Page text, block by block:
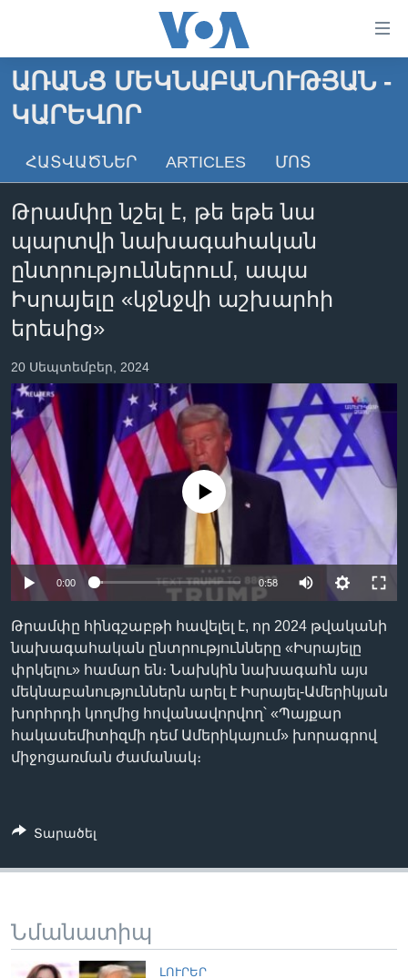
անցնել
հիմնական
բովանդակությանը
հիմնական
հիմնական
բովանդակություն
ԳԼԽԱՎՈՐ ԷՋ
ԼՈՒՐԵՐ
ՍՓՅՈՒՌՔ
ՖԻԼՄԵՐ
IN ENGLISH
ՄԵՐ ՄԱՍԻՆ
ՄԵՐ ՄԱՍԻՆ
«ԱՄԵՐԻԿԱՅԻ ՁԱՅՆ»-Ի ԿԱՆՈՆԱԴՐՈՒԹՅՈՒՆ
ՈՒԿՐԱԻՆԱԿԱՆ ՊԱՏԵՐԱԶՄ
Learning English
ՀԵՏԵՒԵՔ ՄԵԶ
Լեզուներ
ԱՌԱՆՑ ՄԵԿՆԱԲԱՆՈՒԹՅԱՆ -
ԿԱՐԵՎՈՐ
ՀԱՏՎԱԾՆԵՐ ARTICLES ՄՈՏ
Թրամփը նշել է, թե եթե նա
պարտվի նախագահական
ընտրություններում, ապա
Իսրայելը «կջնջվի աշխարհի
երեսից»
20 Սեպտեմբեր, 2024
No media source currently available
0:00 0:58
Թրամփը հինգշաբթի հավելել է, որ 2024 թվականի
նախագահական ընտրությունները «Իսրայելը
փրկելու» համար են։ Նախկին նախագահն այս
մեկնաբանություններն արել է Իսրայել-Ամերիկյան
խորհրդի կողմից հովանավորվող՝ «Պայքար
հակասեմիտիզմի դեմ Ամերիկայում» խորագրով
միջոցառման ժամանակ։
Տարածել
Նմանատիպ
ԼՈՒՐԵՐ